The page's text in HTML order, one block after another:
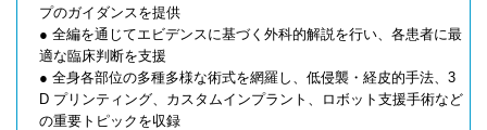
プのガイダンスを提供
● 全編を通じてエビデンスに基づく外科的解説を行い、各患者に最
適な臨床判断を支援
● 全身各部位の多種多様な術式を網羅し、低侵襲・経皮的手法、3
D プリンティング、カスタムインプラント、ロボット支援手術など
の重要トピックを収録